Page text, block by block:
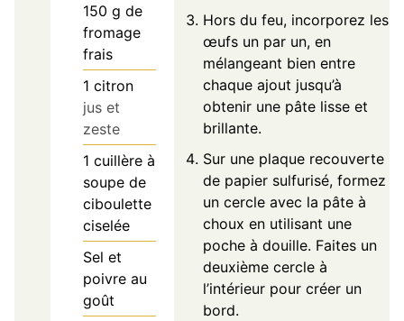
150 g de
fromage
frais
1 citron
jus et
zeste
1 cuillère à
soupe de
ciboulette
ciselée
Sel et
poivre au
goût
Hors du feu, incorporez les
œufs un par un, en
mélangeant bien entre
chaque ajout jusqu’à
obtenir une pâte lisse et
brillante.
Sur une plaque recouverte
de papier sulfurisé, formez
un cercle avec la pâte à
choux en utilisant une
poche à douille. Faites un
deuxième cercle à
l’intérieur pour créer un
bord.